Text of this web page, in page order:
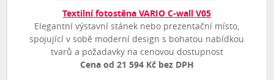
Textilní fotostěna VARIO C-wall V05
Elegantní výstavní stánek nebo prezentační místo,
spojující v sobě moderní design s bohatou nabídkou
tvarů a požadavky na cenovou dostupnost
Cena od 21 594 Kč bez DPH